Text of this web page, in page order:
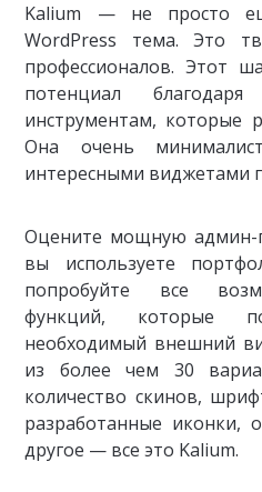
Kalium — не просто
WordPress тема. Это
профессионалов. Этот
потенциал
инструментам, которые
Она очень
интересными виджетами
Оцените мощную админ-
вы используете
попробуйте все
функций, которые
необходимый внешний
из более чем 30
количество скинов,
разработанные иконки,
другое — все это Kalium.